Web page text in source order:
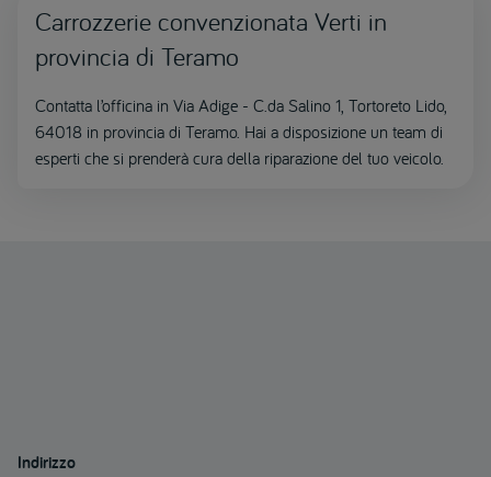
Carrozzerie convenzionata Verti in
provincia di Teramo
Contatta l’officina in Via Adige - C.da Salino 1, Tortoreto Lido,
64018 in provincia di Teramo. Hai a disposizione un team di
esperti che si prenderà cura della riparazione del tuo veicolo.
Indirizzo